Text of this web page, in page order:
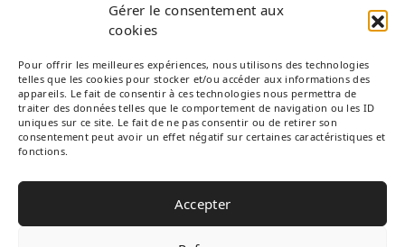
Gérer le consentement aux
cookies
Pour offrir les meilleures expériences, nous utilisons des technologies
telles que les cookies pour stocker et/ou accéder aux informations des
appareils. Le fait de consentir à ces technologies nous permettra de
traiter des données telles que le comportement de navigation ou les ID
uniques sur ce site. Le fait de ne pas consentir ou de retirer son
consentement peut avoir un effet négatif sur certaines caractéristiques et
fonctions.
Accepter
CATÉGORIES
Arbres Fruitiers
Plantation
Plantes du jardin